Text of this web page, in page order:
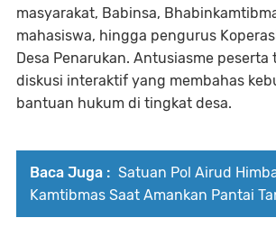
masyarakat, Babinsa,
mahasiswa, hingga pengurus
Desa Penarukan. Antusiasme peserta
diskusi interaktif yang membahas
bantuan hukum di tingkat desa.
Baca Juga : Satuan Pol Airud
Kamtibmas Saat Amankan Pantai